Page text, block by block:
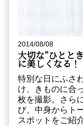
2014/08/08
大切な”ひとと
に美しくなる！
特別な日にふさ
け、きものに合
枚を撮影。さら
び、中身からト
スポットをご紹介